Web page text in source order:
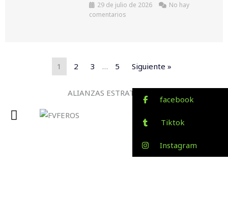
29 de julio de 2026
No hay
comentarios
1 2 3 … 5 Siguiente »
ALIANZAS ESTRATEGICAS
facebook
Tiktok
Instagram